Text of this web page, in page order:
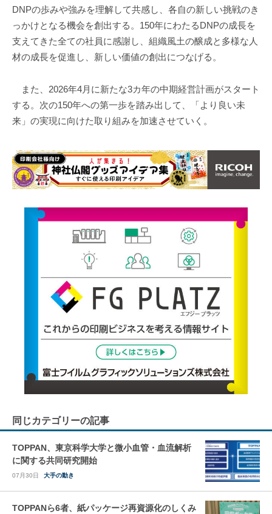
DNPの歩みや強みを理解して共感し、各自の新しい挑戦のき
っかけとなる機会を創出する。150年にわたるDNPの成長を
支えてきた全ての社員に感謝し、組織風土の醸成と多様な人
材の成長を促進し、新しい価値の創出につなげる。
また、2026年4月に新たな3カ年の中期経営計画がスタート
する。次の150年への第一歩を踏み出して、「より良い未
来」の実現に向けた取り組みを加速させていく。
同じカテゴリーの記事
TOPPAN、東京科学大学と微小血管・血流解析
に関する共同研究開始
07月30日 大手の動き
TOPPANら6者、紙パッケージ再資源化のしくみ